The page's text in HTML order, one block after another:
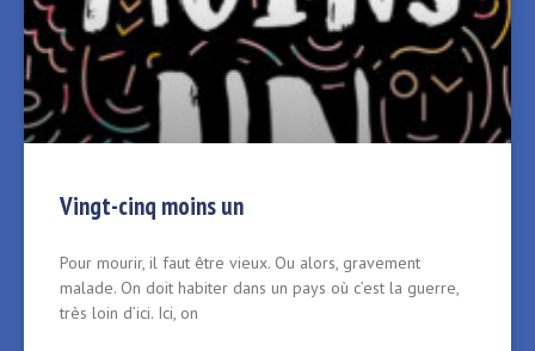
Vingt-cinq moins un
Pour mourir, il faut être vieux. Ou alors, gravement
malade. On doit habiter dans un pays où c’est la guerre,
très loin d’ici. Ici, on